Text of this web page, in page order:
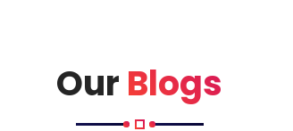
Our Blogs